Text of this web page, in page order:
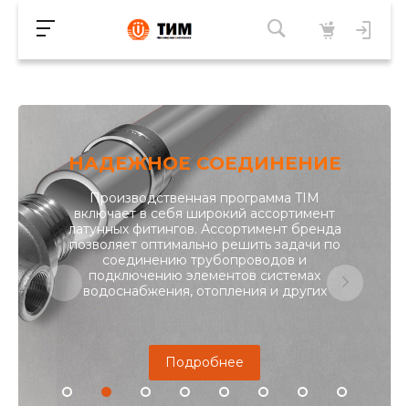
НАДЕЖНОЕ СОЕДИНЕНИЕ
Производственная программа TIM
включает в себя широкий ассортимент
латунных фитингов. Ассортимент бренда
позволяет оптимально решить задачи по
соединению трубопроводов и
подключению элементов системах
водоснабжения, отопления и других
Подробнее